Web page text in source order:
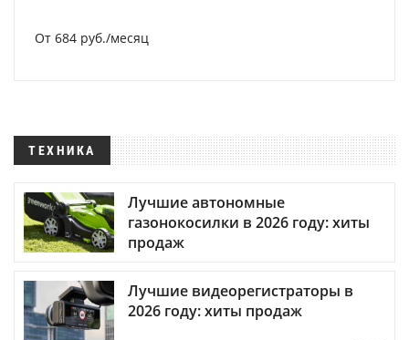
От 684 руб./месяц
ТЕХНИКА
Лучшие автономные
газонокосилки в 2026 году: хиты
продаж
Лучшие видеорегистраторы в
2026 году: хиты продаж